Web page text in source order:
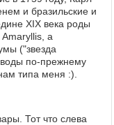
и бразильские и
XIX века роды
а
("звезда
по-прежнему
типа меня :).
Тот что слева